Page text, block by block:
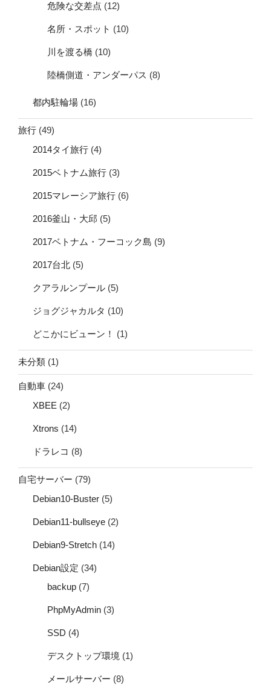
危険な交差点 (12)
名所・スポット (10)
川を渡る橋 (10)
陸橋側道・アンダーパス (8)
都内駐輪場 (16)
旅行 (49)
2014タイ旅行 (4)
2015ベトナム旅行 (3)
2015マレーシア旅行 (6)
2016釜山・大邱 (5)
2017ベトナム・フーコック島 (9)
2017台北 (5)
クアラルンプール (5)
ジョグジャカルタ (10)
どこかにビューン！ (1)
未分類 (1)
自動車 (24)
XBEE (2)
Xtrons (14)
ドラレコ (8)
自宅サーバー (79)
Debian10-Buster (5)
Debian11-bullseye (2)
Debian9-Stretch (14)
Debian設定 (34)
backup (7)
PhpMyAdmin (3)
SSD (4)
デスクトップ環境 (1)
メールサーバー (8)